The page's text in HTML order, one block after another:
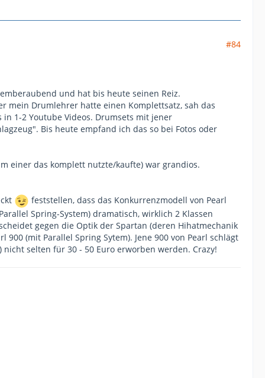
#84
und hat bis heute seinen Reiz.
mein Drumlehrer hatte einen Komplettsatz, sah das
1-2 Youtube Videos. Drumsets mit jener
Bis heute empfand ich das so bei Fotos oder
einer das komplett nutzte/kaufte) war grandios.
feststellen, dass das Konkurrenzmodell von Pearl
Spring-System) dramatisch, wirklich 2 Klassen
gegen die Optik der Spartan (deren Hihatmechanik
(mit Parallel Spring Sytem). Jene 900 von Pearl schlägt
selten für 30 - 50 Euro erworben werden. Crazy!